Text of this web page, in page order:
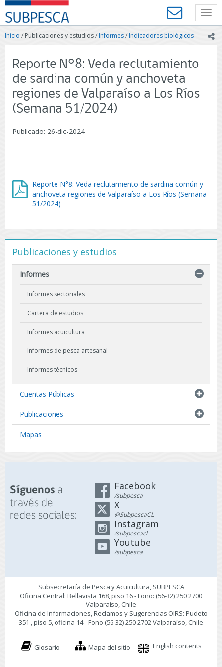
Contenido
principal
SUBPESCA
-
Subsecretaría
Acuicultura
-
Gobierno
de
Chile
Inicio / Publicaciones y estudios /Informes/Indicadores biológicos
Reporte N°8: Veda reclutamiento
de sardina común y anchoveta
regiones de Valparaíso a Los Ríos
(Semana 51/2024)
Publicado: 26-dic-2024
Reporte N°8: Veda reclutamiento de sardina común y
anchoveta regiones de Valparaíso a Los Ríos (Semana
51/2024)
Publicaciones y estudios
Informes
Informes sectoriales
Cartera de estudios
Informes acuicultura
Informes de pesca artesanal
Informes técnicos
Resultados de Pescas de Investigación
Cuentas Públicas
Publicaciones
Mapas
Síguenos a
través de
redes sociales:
Facebook
/subpesca
X
@SubpescaCL
Instagram
/subpescacl
Youtube
/subpesca
Subsecretaría de Pesca y Acuicultura, SUBPESCA
Oficina Central: Bellavista 168, piso 16 - Fono: (56-32) 250 2700
Valparaíso, Chile
Oficina de Informaciones, Reclamos y Sugerencias OIRS: Pudeto
351 , piso 5, oficina 14 - Fono (56-32) 250 2702 Valparaíso, Chile
Glosario Mapa del sitio English contents